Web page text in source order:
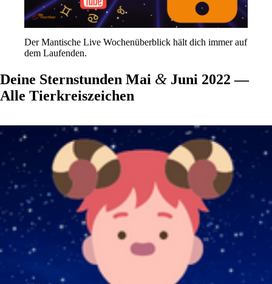
Der Man­ti­sche Live Wochen­über­blick hält dich immer auf
dem Laufenden.
Deine Sternstunden Mai & Juni 2022 —
Alle Tierkreiszeichen